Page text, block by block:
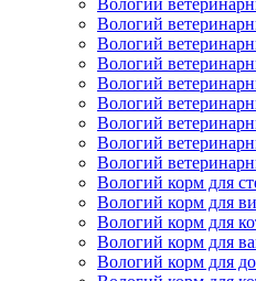
Вологий
Вологий
Вологий
Вологий
Вологий
Вологий
Вологий
Вологий
Вологий
Вологий корм для
Вологий корм для
Вологий корм для
Вологий корм для
Вологий корм для